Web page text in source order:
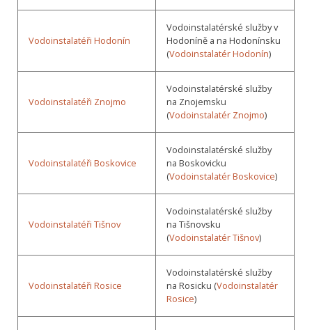
Vodoinstalatéři Hodonín
Vodoinstalatérské služby v
Hodoníně a na Hodonínsku
(Vodoinstalatér Hodonín)
Vodoinstalatéři Znojmo
Vodoinstalatérské služby
na Znojemsku
(Vodoinstalatér Znojmo)
Vodoinstalatéři Boskovice
Vodoinstalatérské služby
na Boskovicku
(Vodoinstalatér Boskovice)
Vodoinstalatéři Tišnov
Vodoinstalatérské služby
na Tišnovsku
(Vodoinstalatér Tišnov)
Vodoinstalatéři Rosice
Vodoinstalatérské služby
na Rosicku (Vodoinstalatér
Rosice)